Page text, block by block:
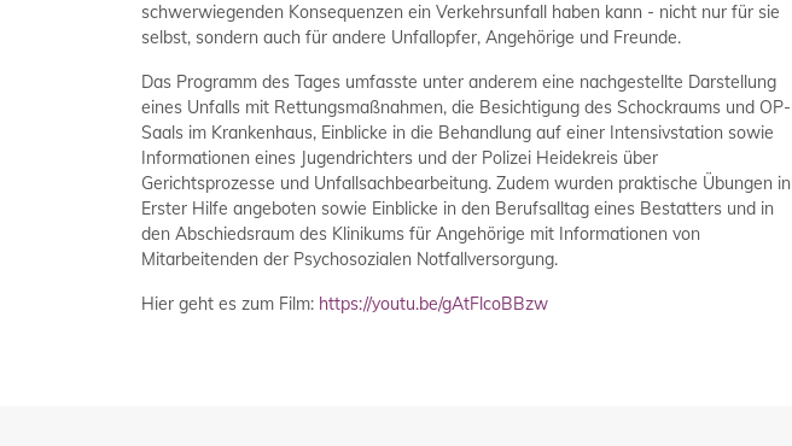
schwerwiegenden Konsequenzen ein Verkehrsunfall haben kann - nicht nur für sie
selbst, sondern auch für andere Unfallopfer, Angehörige und Freunde.
Das Programm des Tages umfasste unter anderem eine nachgestellte Darstellung
eines Unfalls mit Rettungsmaßnahmen, die Besichtigung des Schockraums und OP-
Saals im Krankenhaus, Einblicke in die Behandlung auf einer Intensivstation sowie
Informationen eines Jugendrichters und der Polizei Heidekreis über
Gerichtsprozesse und Unfallsachbearbeitung. Zudem wurden praktische Übungen in
Erster Hilfe angeboten sowie Einblicke in den Berufsalltag eines Bestatters und in
den Abschiedsraum des Klinikums für Angehörige mit Informationen von
Mitarbeitenden der Psychosozialen Notfallversorgung.
Hier geht es zum Film: https://youtu.be/gAtFlcoBBzw